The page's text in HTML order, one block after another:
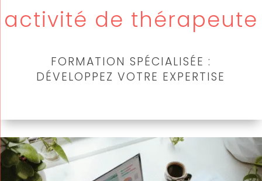
activité de thérapeute
FORMATION SPÉCIALISÉE :
DÉVELOPPEZ VOTRE EXPERTISE